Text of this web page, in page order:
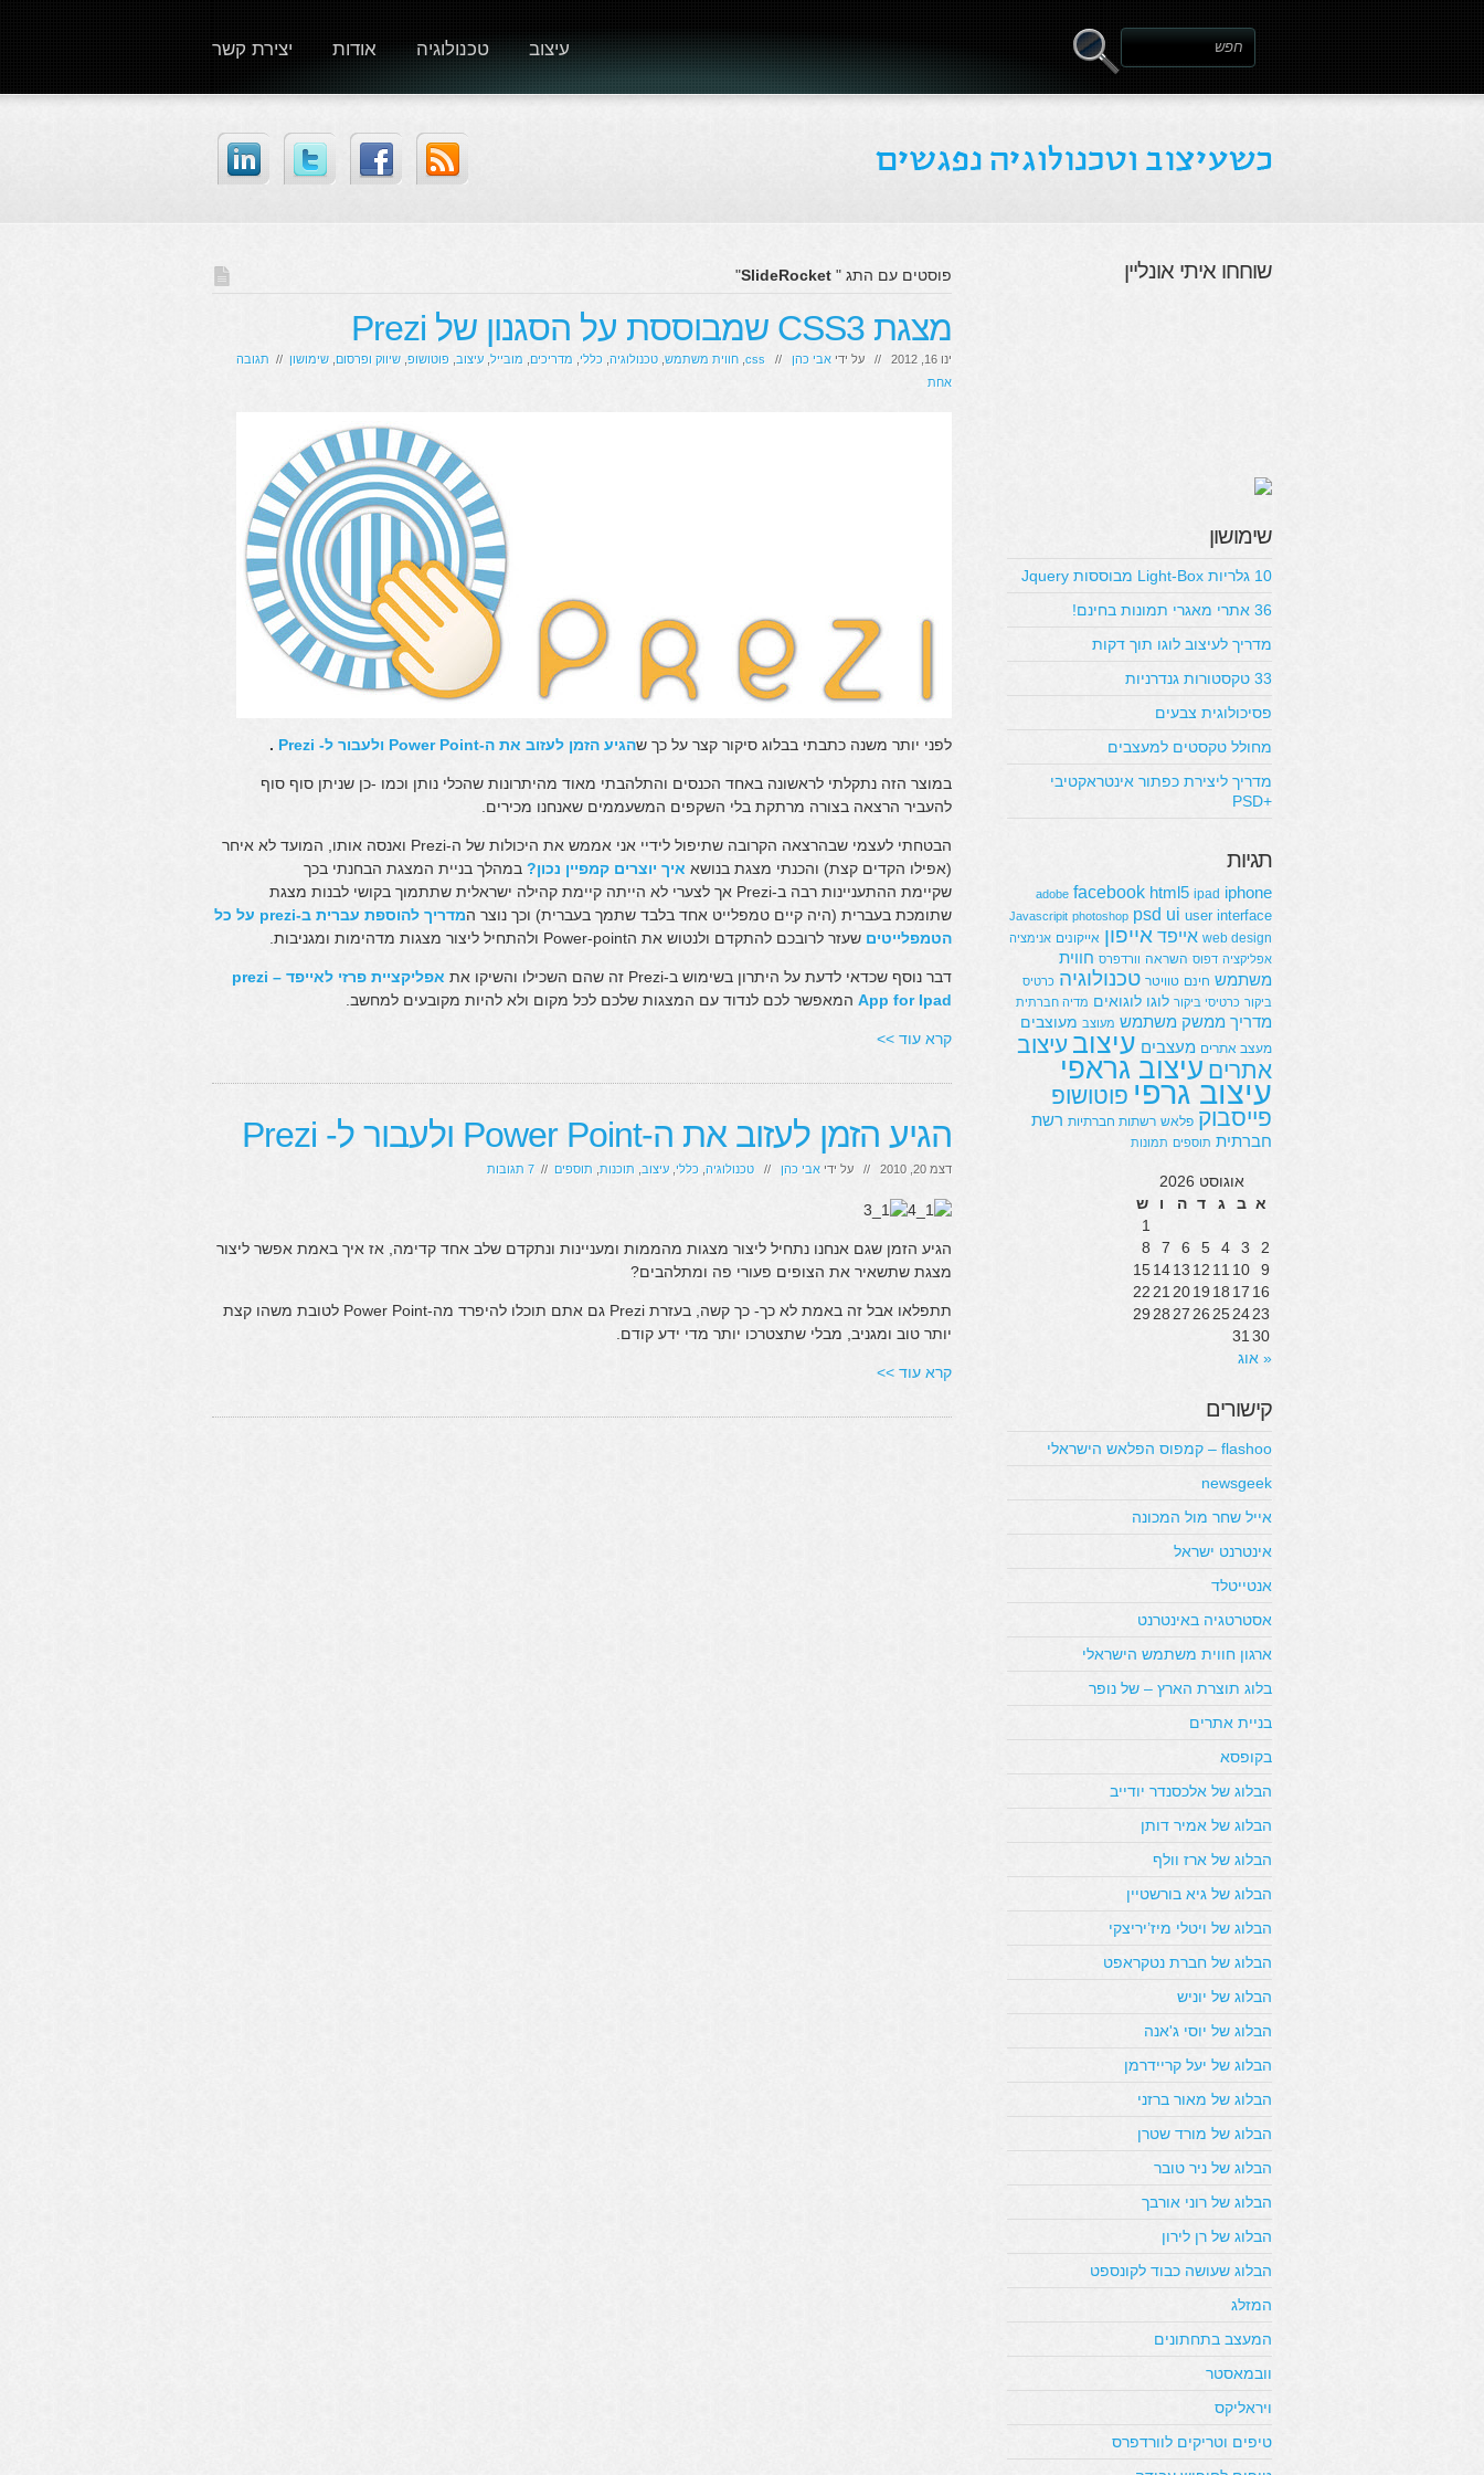
יצירת קשר אודות טכנולוגיה עיצוב
פוסטים עם התג " "
מצגת CSS3 שמבוססת על הסגנון של Prezi
ינו 16, 2012 // על ידי אבי כהן //
css חווית משתמש טכנולוגיה כללי מדריכים מובייל עיצוב פוטושופ שיווק ופרסום שימושון // תגובה
אחת
לפני יותר משנה כתבתי בבלוג סיקור קצר על כך שהגיע הזמן לעזוב את ה-Power Point ולעבור ל- Prezi .
במוצר הזה נתקלתי לראשונה באחד הכנסים והתלהבתי מאוד מהיתרונות שהכלי נותן וכמו -כן שניתן סוף סוף
להעביר הרצאה בצורה מרתקת בלי השקפים המשעממים שאנחנו מכירים.
הבטחתי לעצמי שבהרצאה הקרובה שתיפול לידיי אני אממש את היכולות של ה-Prezi ואנסה אותו, המועד לא איחר
(אפילו הקדים קצת) והכנתי מצגת בנושא איך יוצרים קמפיין נכון? במהלך בניית המצגת הבחנתי בכך
שקיימת ההתעניינות רבה ב-Prezi אך לצערי לא הייתה קיימת קהילה ישראלית שתתמוך בקושי לבנות מצגת
שתומכת בעברית (היה קיים טמפלייט אחד בלבד שתמך בעברית) וכך נוצר ה
מדריך להוספת עברית ב-prezi על כל
הטמפלייטים שעזר לרובכם להתקדם ולנטוש את הPower-point ולהתחיל ליצור מצגות מדהימות ומגניבות.
דבר נוסף שכדאי לדעת על היתרון בשימוש ב-Prezi זה שהם השכילו והשיקו את
אפליקציית פרזי לאייפד – prezi
App for Ipad המאפשר לכם לנדוד עם המצגות שלכם לכל מקום ולא להיות מקובעים למחשב.
קרא עוד >>
הגיע הזמן לעזוב את ה-Power Point ולעבור ל- Prezi
דצמ 20, 2010 // על ידי אבי כהן // טכנולוגיה כללי עיצוב תוכנות תוספים // 7 תגובות
הגיע הזמן שגם אנחנו נתחיל ליצור מצגות מהממות ומעניינות ונתקדם שלב אחד קדימה, אז איך באמת אפשר ליצור
מצגת שתשאיר את הצופים פעורי פה ומתלהבים?
תתפלאו אבל זה באמת לא כך- כך קשה, בעזרת Prezi גם אתם תוכלו להיפרד מה-Power Point לטובת משהו קצת
יותר טוב ומגניב, מבלי שתצטרכו יותר מדי ידע קודם.
קרא עוד >>
שוחחו איתי אונליין
שימושון
10 גלריות Light-Box מבוססות Jquery
36 אתרי מאגרי תמונות בחינם!
מדריך לעיצוב לוגו תוך דקות
33 טקסטורות גנדרניות
פסיכולוגית צבעים
מחולל טקסטים למעצבים
מדריך ליצירת כפתור אינטראקטיבי
+PSD
תגיות
adobe facebook html5 ipad iphone
Javascripit photoshop psd ui user interface
web design אייפד אייפון אייקונים אנימציה
אפליקציה דפוס השראה וורדפרס חווית
משתמש חינם טוויטר טכנולוגיה כרטיס
ביקור כרטיסי ביקור לוגו לוגואים מדיה חברתית
מדריך ממשק משתמש מעוצב מעוצבים
מעצב אתרים מעצבים עיצוב עיצוב
אתרים עיצוב גראפי
עיצוב גרפי פוטושופ
פייסבוק פלאש רשתות חברתיות רשת
חברתית תוספים תמונות
אוגוסט 2026
א ב ג ד ה ו
ש
1
2
3
4
5
6
7
8
9
10
11
12
13
14
15
16
17
18
19
20
21
22
23
24
25
26
27
28
29
30
31
« אוג
קישורים
flashoo – קמפוס הפלאש הישראלי
newsgeek
אייל שחר מול המכונה
אינטרנט ישראל
אנטייטלד
אסטרטגיה באינטרנט
ארגון חווית משתמש הישראלי
בלוג תוצרת הארץ – של נופר
בניית אתרים
בקופסא
הבלוג של אלכסנדר יודייב
הבלוג של אמיר דותן
הבלוג של ארז וולף
הבלוג של גיא בורשטיין
הבלוג של ויטלי מיז’יריצקי
הבלוג של חברת נטקראפט
הבלוג של יוניש
הבלוג של יוסי ג'אנה
הבלוג של יעל קריידרמן
הבלוג של מאור ברזני
הבלוג של מורד שטרן
הבלוג של ניר טובר
הבלוג של רוני אורבך
הבלוג של רן לירון
הבלוג שעושה כבוד לקונספט
המזלג
המעצב בתחתונים
וובמאסטר
ויראליקס
טיפים וטריקים לוורדפרס